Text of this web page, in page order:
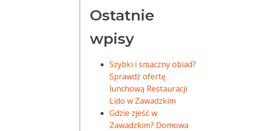
Ostatnie
wpisy
Szybki i smaczny obiad?
Sprawdź ofertę
lunchową Restauracji
Lido w Zawadzkim
Gdzie zjeść w
Zawadzkim? Domowa